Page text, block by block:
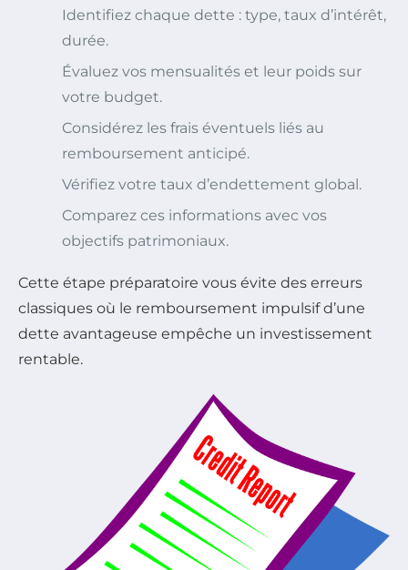
Identifiez chaque dette : type, taux d’intérêt,
durée.
Évaluez vos mensualités et leur poids sur
votre budget.
Considérez les frais éventuels liés au
remboursement anticipé.
Vérifiez votre taux d’endettement global.
Comparez ces informations avec vos
objectifs patrimoniaux.
Cette étape préparatoire vous évite des erreurs
classiques où le remboursement impulsif d’une
dette avantageuse empêche un investissement
rentable.